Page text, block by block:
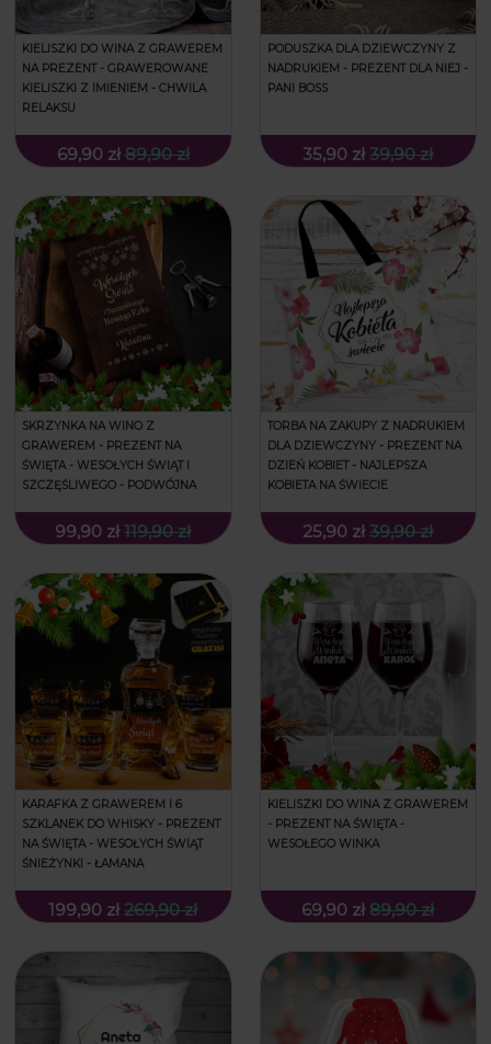
KIELISZKI DO WINA Z GRAWEREM
NA PREZENT - GRAWEROWANE
KIELISZKI Z IMIENIEM - CHWILA
RELAKSU
69,90 zł 89,90 zł
PODUSZKA DLA DZIEWCZYNY Z
NADRUKIEM - PREZENT DLA NIEJ -
PANI BOSS
35,90 zł 39,90 zł
SKRZYNKA NA WINO Z
GRAWEREM - PREZENT NA
ŚWIĘTA - WESOŁYCH ŚWIĄT I
SZCZĘŚLIWEGO - PODWÓJNA
99,90 zł 119,90 zł
TORBA NA ZAKUPY Z NADRUKIEM
DLA DZIEWCZYNY - PREZENT NA
DZIEŃ KOBIET - NAJLEPSZA
KOBIETA NA ŚWIECIE
25,90 zł 39,90 zł
KARAFKA Z GRAWEREM I 6
SZKLANEK DO WHISKY - PREZENT
NA ŚWIĘTA - WESOŁYCH ŚWIĄT
ŚNIEŻYNKI - ŁAMANA
199,90 zł 269,90 zł
KIELISZKI DO WINA Z GRAWEREM
- PREZENT NA ŚWIĘTA -
WESOŁEGO WINKA
69,90 zł 89,90 zł